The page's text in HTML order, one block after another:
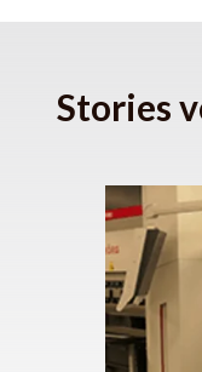
Stories